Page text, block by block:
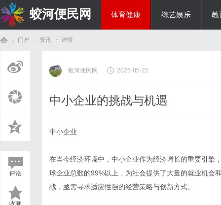
蛟河便民网 体育健康 综艺娱乐 教
门户 资讯
›
详情
评论
收藏
蛟河便民网 2025-05-22
中小企业的挑战与机遇
中小企业
在当今经济环境中，中小企业作为经济增长的重要引擎
球企业总数的99%以上，为社会提供了大量的就业机会
战，亟需寻求适应性强的经营策略与创新方式。